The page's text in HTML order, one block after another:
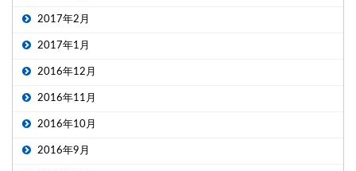
2017年2月
2017年1月
2016年12月
2016年11月
2016年10月
2016年9月